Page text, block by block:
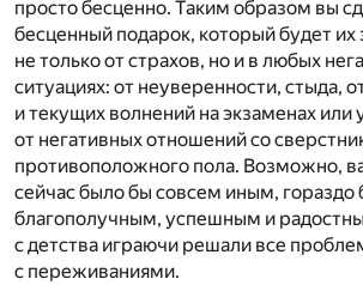
просто бесценно. Таким образом вы
бесценный подарок, который будет
не только от страхов, но и в любых
ситуациях: от неуверенности, стыда,
и текущих волнений на экзаменах или
от негативных отношений со
противоположного пола. Возможно,
сейчас было бы совсем иным, гораздо
благополучным, успешным и
с детства играючи решали все
с переживаниями.